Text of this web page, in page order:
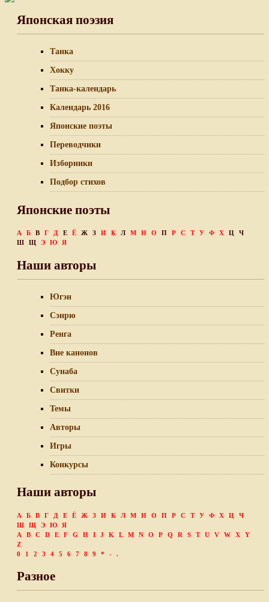
Японская поэзия
Танка
Хокку
Танка-календарь
Календарь 2016
Японские поэты
Переводчики
Изборники
Подбор стихов
Японские поэты
А Б В Г Д Е Ё Ж З И К Л М Н О П Р С Т У Ф Х Ц
Ч
Ш
Щ Э Ю Я
Наши авторы
Югэн
Сэнрю
Ренга
Вне канонов
Сунаба
Свитки
Темы
Авторы
Игры
Конкурсы
Наши авторы
А Б В Г Д Е Ё Ж З И К Л М Н О П Р С Т У Ф Х Ц
Ч
Ш
Щ Э Ю
Я
A
B C D E F G H I J K L M N O P Q R S T U V W X
Y
Z
0
1 2 3 4 5 6 7 8 9 * - .
Разное